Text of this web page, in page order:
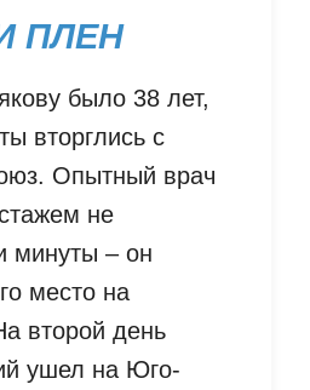
ПЛЕН
было 38 лет,
вторглись с
Опытный врач
не
минуты – он
место на
второй день
ушел на Юго-